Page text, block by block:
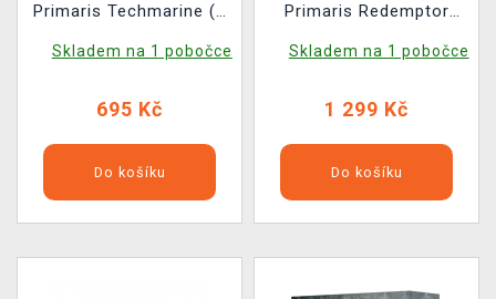
Primaris Techmarine (1
Skladem na 1 pobočce
695 Kč
Do košíku
Primaris Redemptor
Skladem na 1 pobočce
1 299 Kč
Do košíku